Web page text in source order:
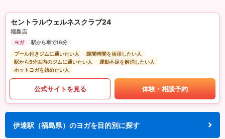
セントラルウェルネスクラブ24
福島店
ヨガ
駅から車で16分
プール付きジムに通いたい人
隙間時間を活用したい人
駅から5分以内のジムに通いたい人
運動不足を解消したい人
ホットヨガを始めたい人
公式サイトを見る 体験・相談予約
伊達駅（福島県）のヨガを目的別に探す